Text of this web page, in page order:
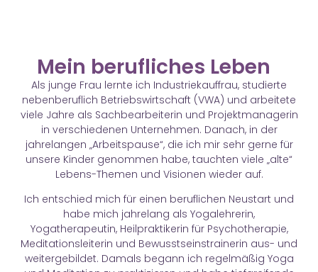
Mein beruf­liches Leben
Als junge Frau lernte ich Industriekauffrau, studierte
nebenberuflich Betriebswirtschaft (VWA) und arbeitete
viele Jahre als Sachbearbeiterin und Projektmanagerin
in verschiedenen Unternehmen. Danach, in der
jahrelangen „Arbeitspause“, die ich mir sehr gerne für
unsere Kinder genommen habe, tauchten viele „alte“
Lebens-Themen und Visionen wieder auf.
Ich entschied mich für einen beruflichen Neustart und
habe mich jahrelang als Yogalehrerin,
Yogatherapeutin, Heilpraktikerin für Psychotherapie,
Meditationsleiterin und Bewusstseinstrainerin aus- und
weitergebildet. Damals begann ich regelmäßig Yoga